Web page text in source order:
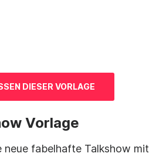
DIESER VORLAGE
Vorlage
neue fabelhafte Talkshow mit